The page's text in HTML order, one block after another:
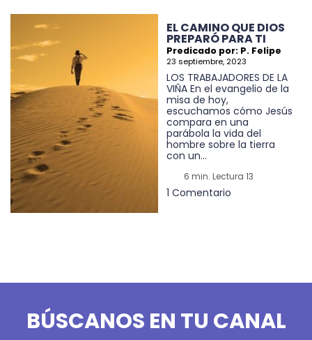
EL CAMINO QUE DIOS
PREPARÓ PARA TI
Predicado por: P. Felipe
23 septiembre, 2023
LOS TRABAJADORES DE LA
VIÑA En el evangelio de la
misa de hoy,
escuchamos cómo Jesús
compara en una
parábola la vida del
hombre sobre la tierra
con un...
6 min. Lectura 13
1 Comentario
BÚSCANOS EN TU CANAL